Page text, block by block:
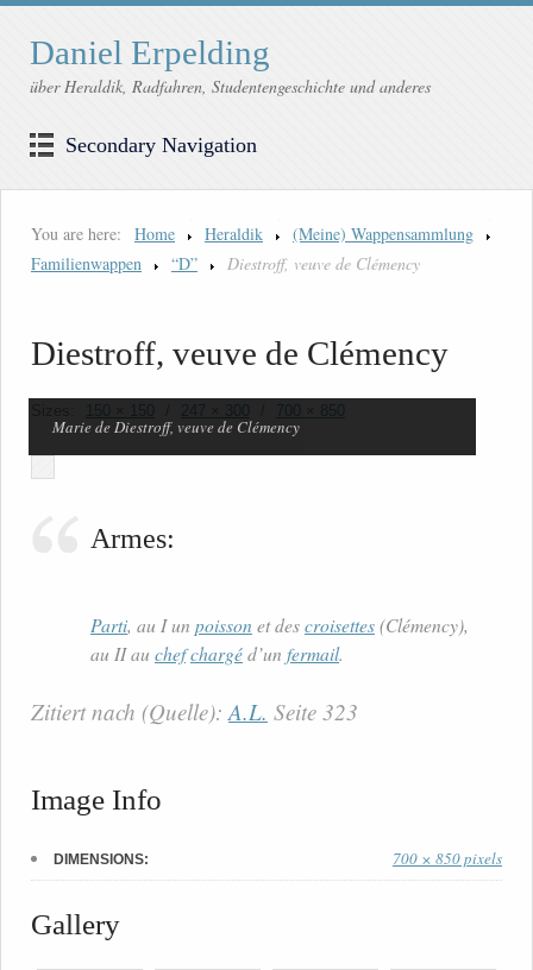
Daniel Erpelding
über Heraldik, Radfahren, Studentengeschichte und anderes
Secondary Navigation
You are here: Home Heraldik
(Meine) Wappensammlung
Familienwappen
“D” Diestroff, veuve de Clémency
Diestroff, veuve de Clémency
150 × 150 247 × 300 700 × 850
Marie de Diestroff, veuve de Clémency
Armes:
Parti, au I un poisson et descroisettes(Clémency),
au II au chefchargéd’un fermail.
Zitiert nach (Quelle):A.L. Seite 323
Image Info
DIMENSIONS: 700 × 850 pixels
Gallery